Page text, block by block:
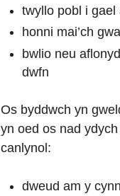
twyllo pobl i gael
honni mai’ch
bwlio neu
dwfn
Os byddwch yn
yn oed os nad
canlynol:
dweud am y